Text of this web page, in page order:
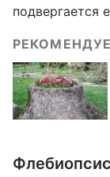
подвергается